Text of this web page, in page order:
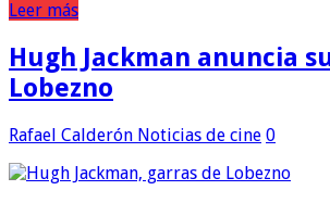
Leer más
Hugh Jackman anuncia
Lobezno
Rafael Calderón Noticias de cine 0